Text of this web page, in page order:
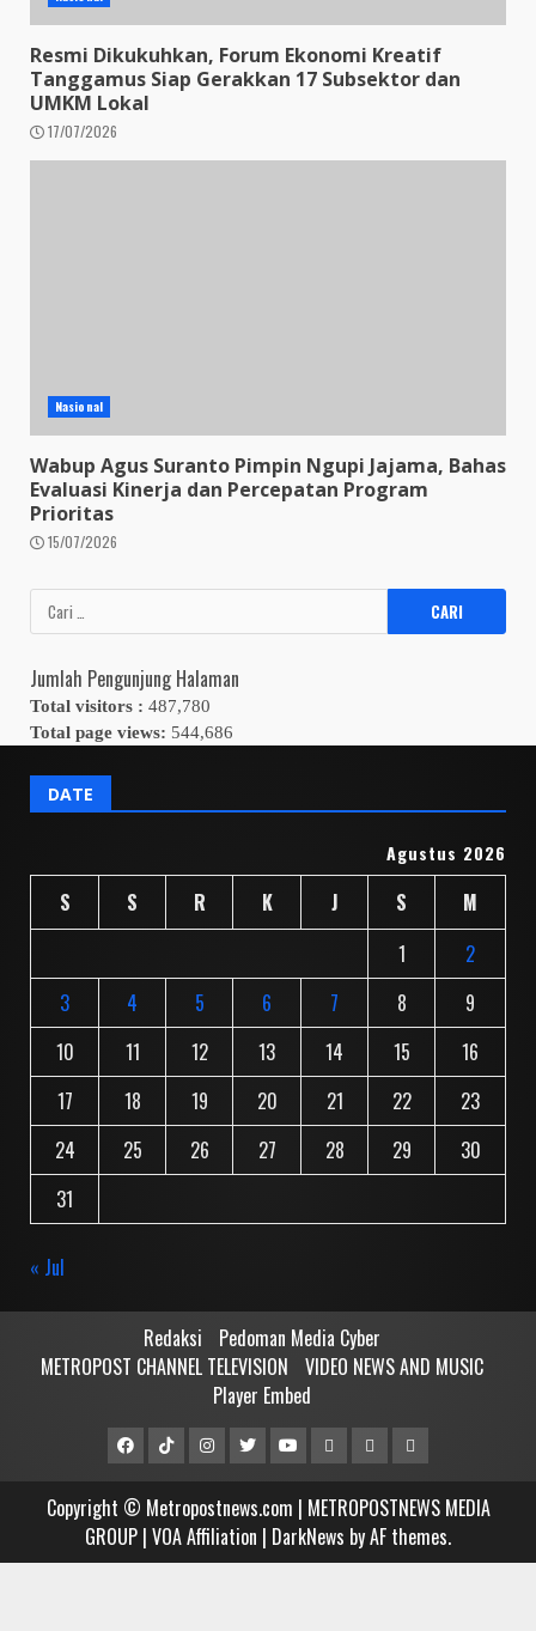
Resmi Dikukuhkan, Forum Ekonomi Kreatif
Tanggamus Siap Gerakkan 17 Subsektor dan
UMKM Lokal
17/07/2026
Nasional
Wabup Agus Suranto Pimpin Ngupi Jajama, Bahas
Evaluasi Kinerja dan Percepatan Program
Prioritas
15/07/2026
Cari
untuk:
Jumlah Pengunjung Halaman
Total visitors : 487,780
Total page views: 544,686
DATE
Agustus 2026
S S R K J S
M
1
2
3
4 5 6 7 8
9
10
11 12 13 14 15
16
17
18 19 20 21 22
23
24
25 26 27 28 29
30
31
« Jul
Redaksi
Pedoman Media Cyber
METROPOST CHANNEL TELEVISION
VIDEO NEWS AND MUSIC
Player Embed
FacebookTiktok
Media
Group
Instagram
TwitterYoutubeMCTVVIDEO
AND
MUSIC
Player
Copyright © Metropostnews.com | METROPOSTNEWS MEDIA
GROUP | VOA Affiliation | DarkNews by AF themes.